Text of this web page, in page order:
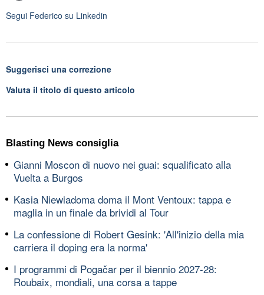
Segui Federico su Linkedin
Suggerisci una correzione
Valuta il titolo di questo articolo
Blasting News consiglia
Gianni Moscon di nuovo nei guai: squalificato alla
Vuelta a Burgos
Kasia Niewiadoma doma il Mont Ventoux: tappa e
maglia in un finale da brividi al Tour
La confessione di Robert Gesink: 'All'inizio della mia
carriera il doping era la norma'
I programmi di Pogačar per il biennio 2027-28:
Roubaix, mondiali, una corsa a tappe